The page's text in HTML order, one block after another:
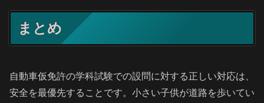
まとめ
自動車仮免許の学科試験での設問に対する正しい対応は、
安全を最優先することです。小さい子供が道路を歩いてい